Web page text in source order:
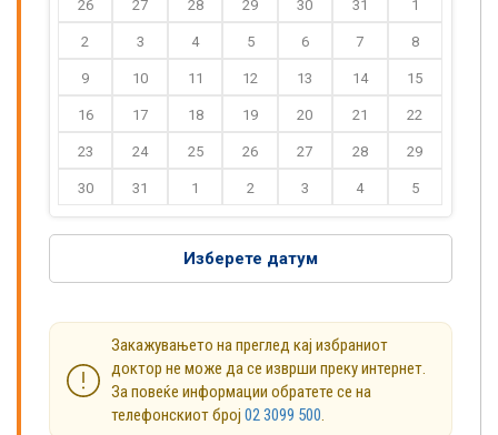
26 27 28 29 30 31 1
2 3 4 5 6 7 8
9 10 11 12 13 14 15
16 17 18 19 20 21 22
23 24 25 26 27 28 29
30 31 1 2 3 4 5
Изберете датум
Закажувањето на преглед кај избраниот
доктор не може да се изврши преку интернет.
За повеќе информации обратете се на
телефонскиот број 02 3099 500.